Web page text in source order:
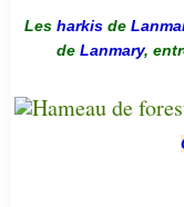
Les harkis de
de Lanmary,